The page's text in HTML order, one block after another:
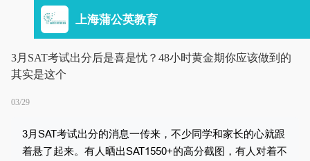
上海蒲公英教育
3月SAT考试出分后是喜是忧？48小时黄金期你应该做到的
其实是这个
03/29
3月SAT考试出分的消息一传来，不少同学和家长的心就跟
着悬了起来。有人晒出SAT1550+的高分截图，有人对着不